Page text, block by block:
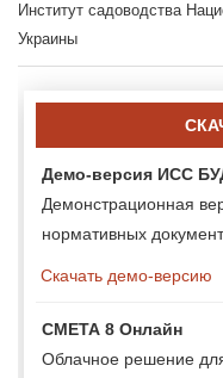
Институт садоводства
Украины
Демо-версия ИСС
Демонстрационная
нормативных
Скачать демо-версию
СМЕТА 8 Онлайн
Облачное решение